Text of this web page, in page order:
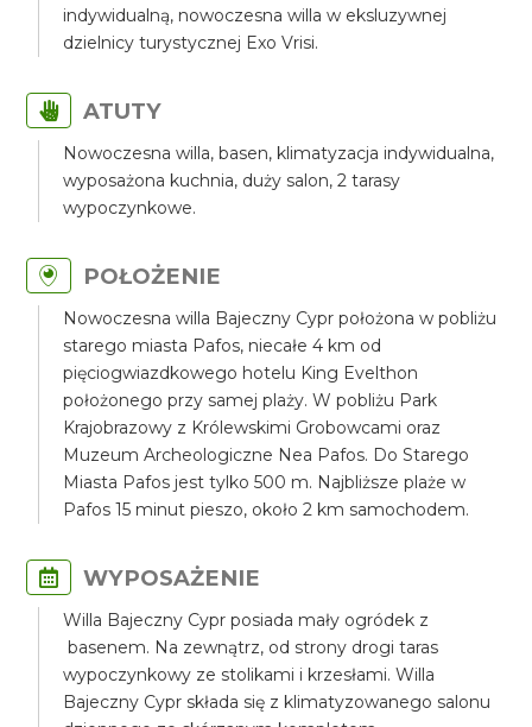
indywidualną, nowoczesna willa w eksluzywnej
dzielnicy turystycznej Exo Vrisi.
ATUTY
Nowoczesna willa, basen, klimatyzacja indywidualna,
wyposażona kuchnia, duży salon, 2 tarasy
wypoczynkowe.
POŁOŻENIE
Nowoczesna willa Bajeczny Cypr położona w pobliżu
starego miasta Pafos, niecałe 4 km od
pięciogwiazdkowego hotelu King Evelthon
położonego przy samej plaży. W pobliżu Park
Krajobrazowy z Królewskimi Grobowcami oraz
Muzeum Archeologiczne Nea Pafos. Do Starego
Miasta Pafos jest tylko 500 m. Najbliższe plaże w
Pafos 15 minut pieszo, około 2 km samochodem.
WYPOSAŻENIE
Willa Bajeczny Cypr posiada mały ogródek z
basenem. Na zewnątrz, od strony drogi taras
wypoczynkowy ze stolikami i krzesłami. Willa
Bajeczny Cypr składa się z klimatyzowanego salonu